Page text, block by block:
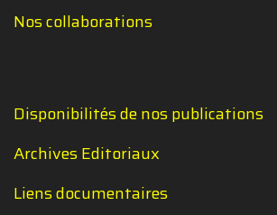
Nos collaborations
Disponibilités de nos publications
Archives Editoriaux
Liens documentaires